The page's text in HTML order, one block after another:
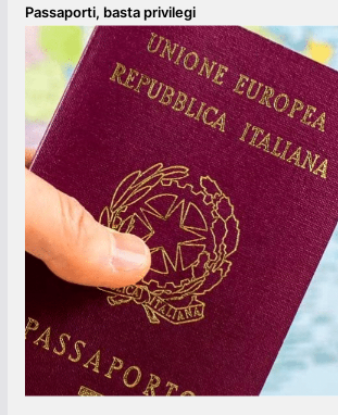
Passaporti, basta privilegi